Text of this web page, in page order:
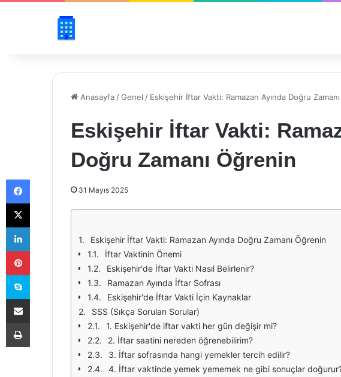
Anasayfa /Genel / Eskişehir İftar Vakti: Ramazan Ayında Doğru
Eskişehir İftar Vakti:
Doğru Zamanı Öğrenin
31 Mayıs 2025
Eskişehir İftar Vakti: Ramazan Ayında Doğru Zamanı Öğrenin
İftar Vaktinin Önemi
Eskişehir'de İftar Vakti Nasıl Belirlenir?
Ramazan Ayında İftar Sofrası
Eskişehir'de İftar Vakti İçin Kaynaklar
SSS (Sıkça Sorulan Sorular)
1. Eskişehir'de iftar vakti her gün değişir mi?
2. İftar saatini nereden öğrenebilirim?
3. İftar sofrasında hangi yemekler tercih edilir?
4. İftar vaktinde yemek yememek ne gibi sonuçlar
Facebook
X
LinkedIn
Pinterest
Skype
E-Posta ile paylaş